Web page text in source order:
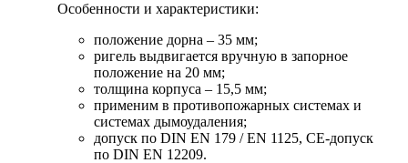
Особенности и характеристики:
положение дорна – 35 мм;
ригель выдвигается вручную в запорное
положение на 20 мм;
толщина корпуса – 15,5 мм;
применим в противопожарных системах и
системах дымоудаления;
допуск по DIN EN 179 / EN 1125, CE-допуск
по DIN EN 12209.